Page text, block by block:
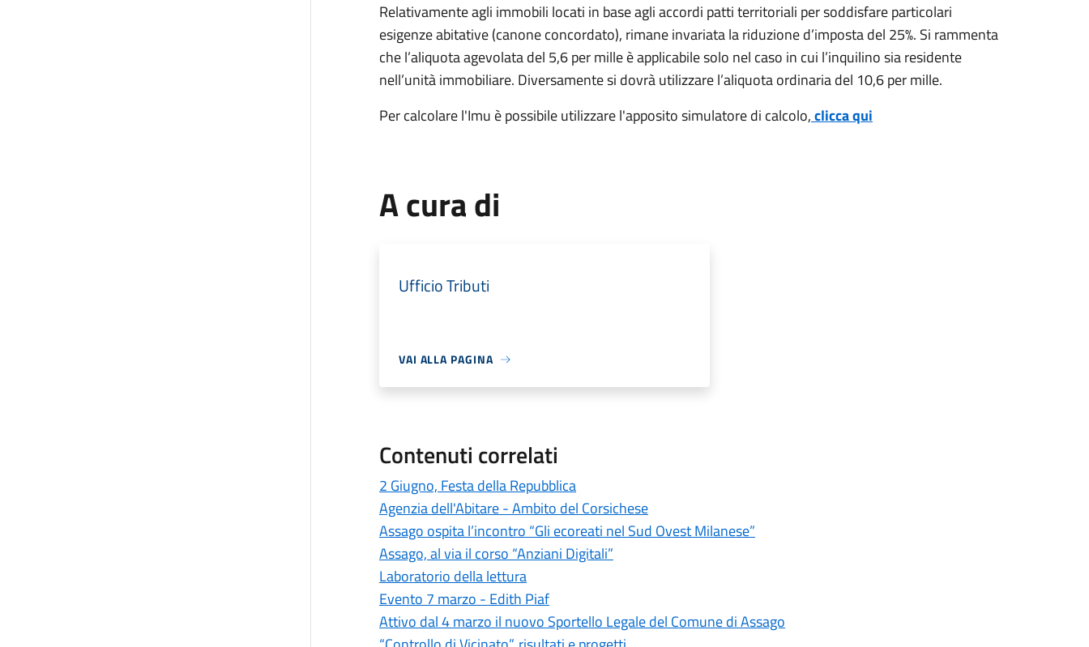
Relativamente agli immobili locati in base agli accordi patti territoriali per soddisfare particolari
esigenze abitative (canone concordato), rimane invariata la riduzione d’imposta del 25%. Si rammenta
che l’aliquota agevolata del 5,6 per mille è applicabile solo nel caso in cui l’inquilino sia residente
nell’unità immobiliare. Diversamente si dovrà utilizzare l’aliquota ordinaria del 10,6 per mille.
Per calcolare l'Imu è possibile utilizzare l'apposito simulatore di calcolo,clicca qui
A cura di
Ufficio Tributi
VAI ALLA PAGINA
Contenuti correlati
2 Giugno, Festa della Repubblica
Agenzia dell'Abitare - Ambito del Corsichese
Assago ospita l’incontro “Gli ecoreati nel Sud Ovest Milanese”
Assago, al via il corso “Anziani Digitali”
Laboratorio della lettura
Evento 7 marzo - Edith Piaf
Attivo dal 4 marzo il nuovo Sportello Legale del Comune di Assago